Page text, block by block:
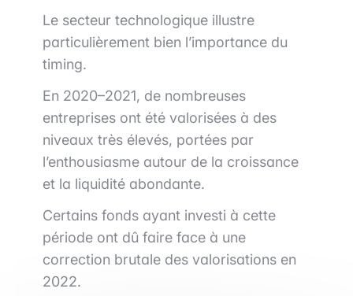
Le secteur technologique illustre
particulièrement bien l’importance du
timing.
En 2020–2021, de nombreuses
entreprises ont été valorisées à des
niveaux très élevés, portées par
l’enthousiasme autour de la croissance
et la liquidité abondante.
Certains fonds ayant investi à cette
période ont dû faire face à une
correction brutale des valorisations en
2022.